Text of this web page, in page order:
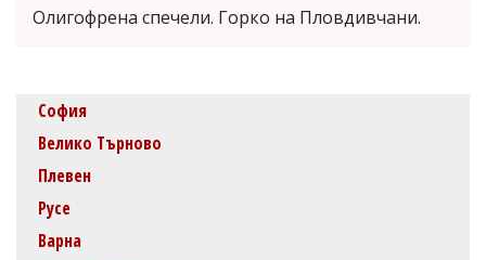
Олигофрена спечели. Горко на Пловдивчани.
София
Велико Търново
Плевен
Русе
Варна